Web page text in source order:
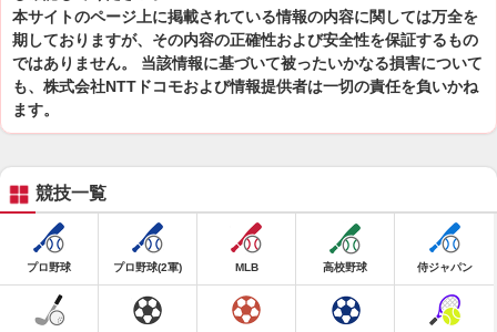
本サイトのページ上に掲載されている情報の内容に関しては万全を
期しておりますが、その内容の正確性および安全性を保証するもの
ではありません。 当該情報に基づいて被ったいかなる損害について
も、株式会社NTTドコモおよび情報提供者は一切の責任を負いかね
ます。
競技一覧
プロ野球 プロ野球(2軍) MLB 高校野球 侍ジャパン